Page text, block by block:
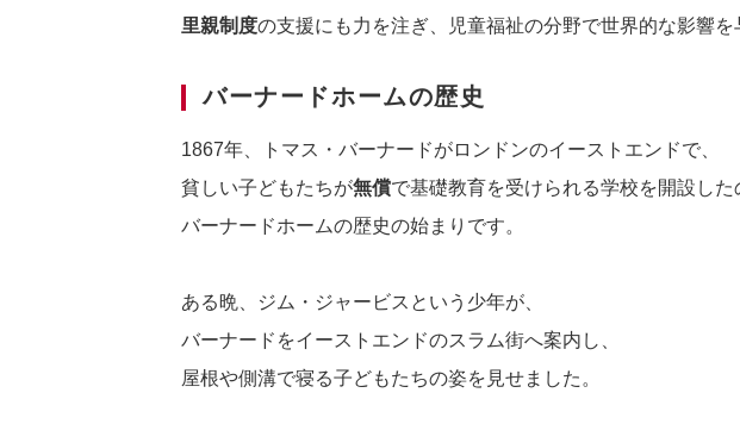
里親制度の支援にも力を注ぎ、児童福祉の分野で世界的な影響を
バーナードホームの歴史
1867年、トマス・バーナードがロンドンのイーストエンドで、
貧しい子どもたちが無償で基礎教育を受けられる学校を開設した
バーナードホームの歴史の始まりです。
ある晩、ジム・ジャービスという少年が、
バーナードをイーストエンドのスラム街へ案内し、
屋根や側溝で寝る子どもたちの姿を見せました。